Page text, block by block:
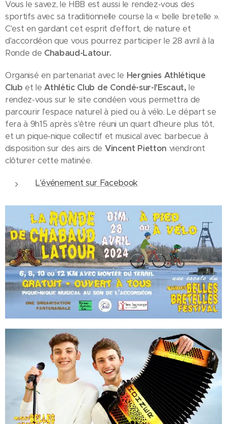
Vous le savez, le HBB est aussi le rendez-vous des
sportifs avec sa traditionnelle course la « belle bretelle ».
C'est en gardant cet esprit d'effort, de nature et
d'accordéon que vous pourrez participer le 28 avril à la
Ronde de Chabaud-Latour.
Organisé en partenariat avec le Hergnies Athlétique
Club et leAthlétic Club de Condé-sur-l'Escaut, le
rendez-vous sur le site condéen vous permettra de
parcourir l'espace naturel à pied ou à vélo. Le départ se
fera à 9h15 après s'être réuni un quart d'heure plus tôt,
et un pique-nique collectif et musical avec barbecue à
disposition sur des airs de Vincent Pietton viendront
clôturer cette matinée.
L'événement sur Facebook